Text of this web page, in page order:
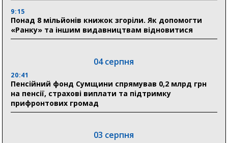
9:15
Понад 8 мільйонів книжок згоріли. Як допомогти
«Ранку» та іншим видавництвам відновитися
04 серпня
20:41
Пенсійний фонд Сумщини спрямував 0,2 млрд грн
на пенсії, страхові виплати та підтримку
прифронтових громад
03 серпня